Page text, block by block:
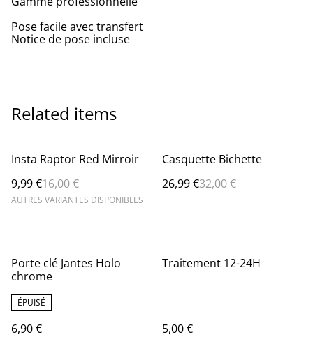
Pose facile avec transfert
Notice de pose incluse
Related items
%
Insta Raptor Red Mirroir
9,99 €16,00 €
AUTRES VARIANTES DISPONIBLES
%
Casquette Bichette
26,99 €32,00 €
Porte clé Jantes Holo
chrome
ÉPUISÉ
6,90 €
Traitement 12-24H
5,00 €